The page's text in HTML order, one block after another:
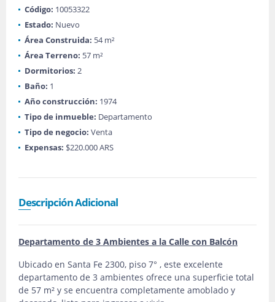
Código: 10053322
Estado: Nuevo
Área Construida: 54 m²
Área Terreno: 57 m²
Dormitorios: 2
Baño: 1
Año construcción: 1974
Tipo de inmueble: Departamento
Tipo de negocio: Venta
Expensas: $220.000 ARS
Descripción Adicional
Departamento de 3 Ambientes a la Calle con Balcón
Ubicado en Santa Fe 2300, piso 7° , este excelente
departamento de 3 ambientes ofrece una superficie total
de 57 m² y se encuentra completamente amoblado y